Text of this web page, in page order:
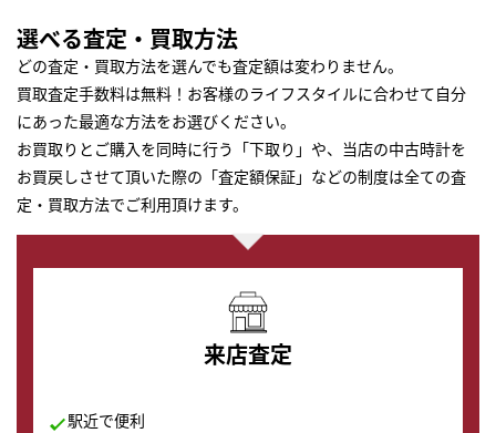
選べる査定・買取方法
どの査定・買取方法を選んでも査定額は変わりません。
買取査定手数料は無料！お客様のライフスタイルに合わせて自分
にあった最適な方法をお選びください。
お買取りとご購入を同時に行う「下取り」や、当店の中古時計を
お買戻しさせて頂いた際の「査定額保証」などの制度は全ての査
定・買取方法でご利用頂けます。
来店査定
駅近で便利